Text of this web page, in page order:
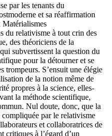
par les tenants du
et sa réaffirmation
Matérialismes
du relativisme à tout crin des
des théoriciens de la
subvertissent la question du
pour la détourner et se
trompeurs. S’ensuit une élégie
de la notion même de
propres à la science, elles-
la méthode scientifique,
Nul doute, donc, que la
par le relativisme
et collaboratrices de
critiques à l’égard d’un